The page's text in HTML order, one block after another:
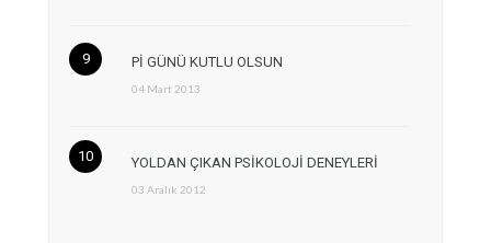
Pİ GÜNÜ KUTLU OLSUN
04 Mart 2013
YOLDAN ÇIKAN PSİKOLOJİ DENEYLERİ
03 Aralık 2012